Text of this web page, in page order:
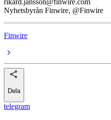
rikard.jansson@finwire.com
Nyhetsbyrån Finwire, @Finwire
Finwire
Dela
telegram